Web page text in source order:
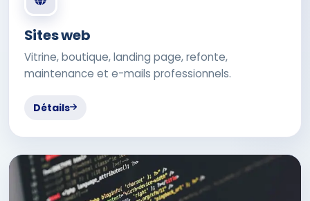
Sites web
Vitrine, boutique, landing page, refonte,
maintenance et e-mails professionnels.
Détails